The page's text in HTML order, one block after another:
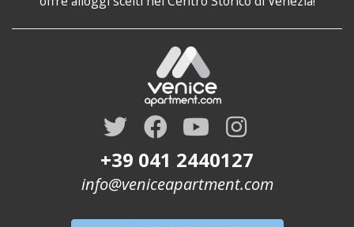
+39 041 2440127
info@veniceapartment.com